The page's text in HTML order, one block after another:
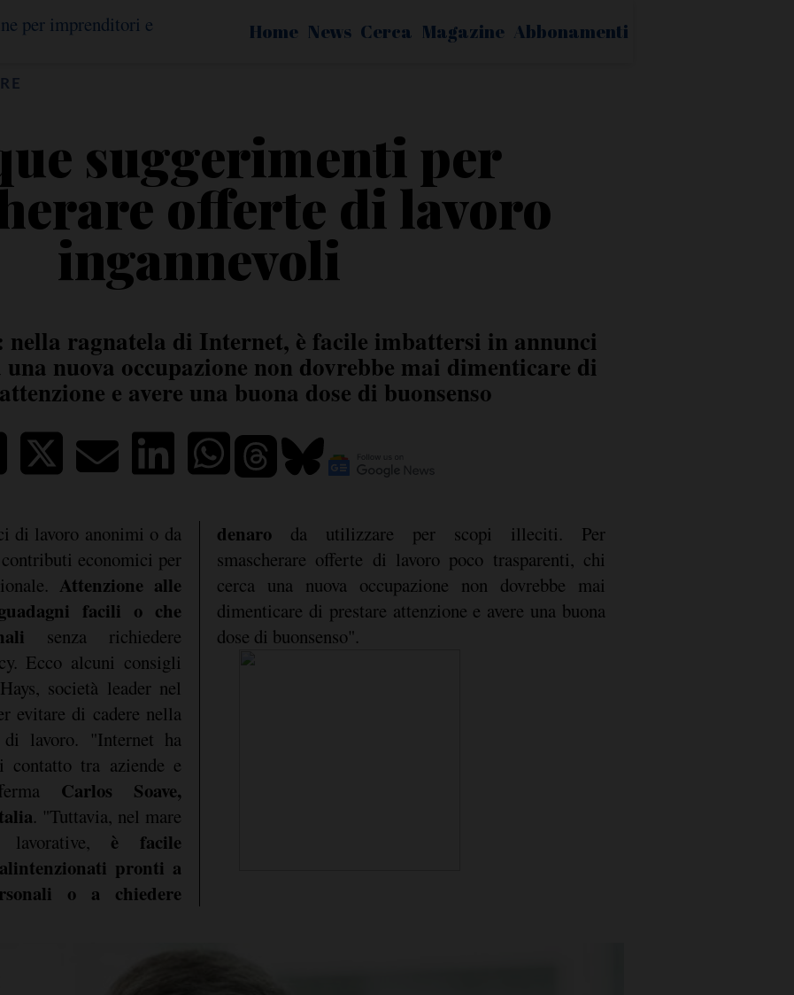
Home News Cerca Magazine Abbonamenti
suggerimenti per
offerte di lavoro
ingannevoli
nella ragnatela di Internet, è facile imbattersi in annunci
nuova occupazione non dovrebbe mai dimenticare di
e avere una buona dose di buonsenso
di lavoro anonimi o da
economici per
Attenzione alle
facili o che
senza richiedere
Ecco alcuni consigli
società leader nel
evitare di cadere nella
lavoro. "Internet ha
tra aziende e
Carlos Soave,
. "Tuttavia, nel mare
è facile
pronti a
o a chiedere
denaro da utilizzare per scopi illeciti. Per
smascherare offerte di lavoro poco trasparenti, chi
cerca una nuova occupazione non dovrebbe mai
dimenticare di prestare attenzione e avere una buona
dose di buonsenso".